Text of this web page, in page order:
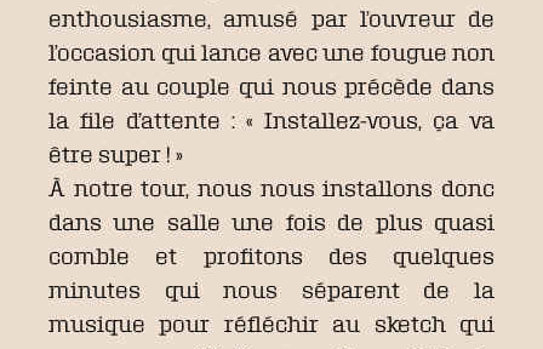
enthousiasme, amusé par l’ouvreur de
l’occasion qui lance avec une fougue non
feinte au couple qui nous précède dans
la file d’attente : « Installez-vous, ça va
être super ! »
À notre tour, nous nous installons donc
dans une salle une fois de plus quasi
comble et profitons des quelques
minutes qui nous séparent de la
musique pour réfléchir au sketch qui